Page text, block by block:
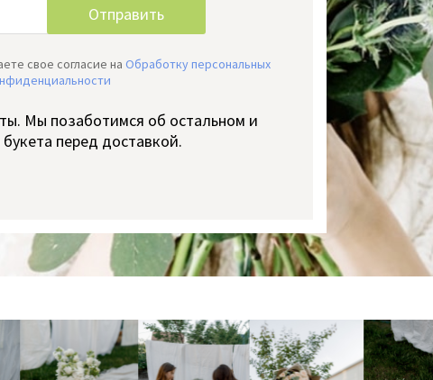
свое согласие на Обработку персональных
Мы позаботимся об остальном и
перед доставкой.